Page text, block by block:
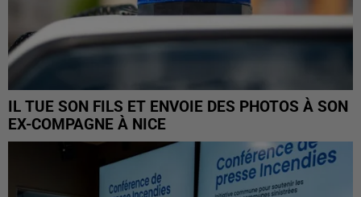
IL TUE SON FILS ET ENVOIE DES PHOTOS À SON
EX-COMPAGNE À NICE